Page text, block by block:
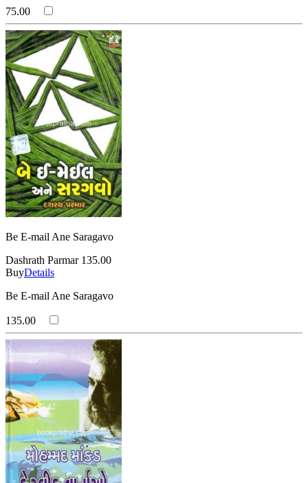
75.00
Be E-mail Ane Saragavo
Dashrath Parmar 135.00
BuyDetails
Be E-mail Ane Saragavo
135.00